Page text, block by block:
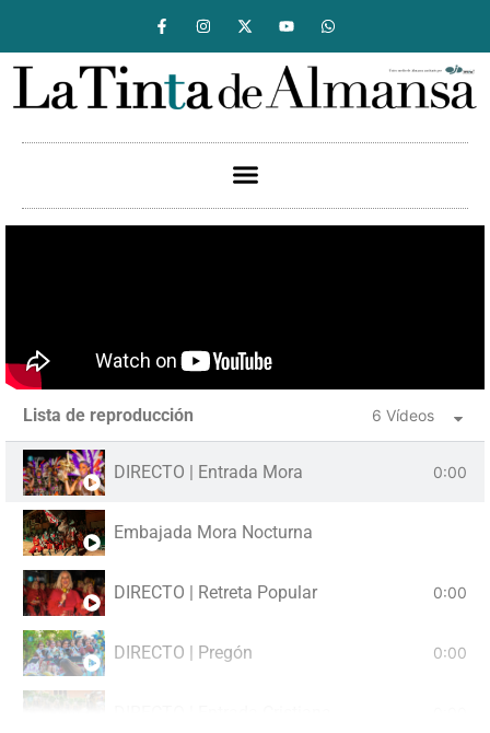
Lista de reproducción 6 Vídeos
DIRECTO | Entrada Mora 0:00
Embajada Mora Nocturna
DIRECTO | Retreta Popular 0:00
DIRECTO | Pregón 0:00